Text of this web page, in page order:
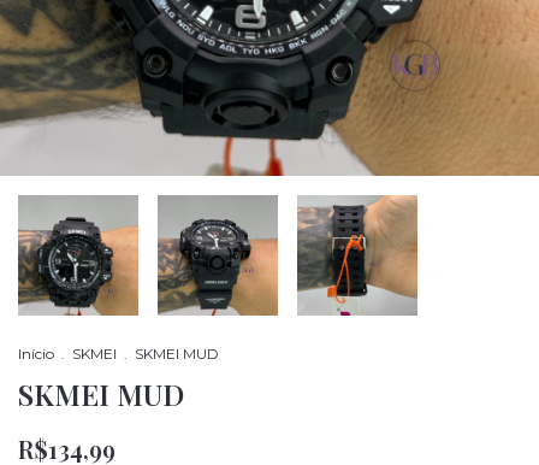
Início . SKMEI . SKMEI MUD
SKMEI MUD
R$134,99